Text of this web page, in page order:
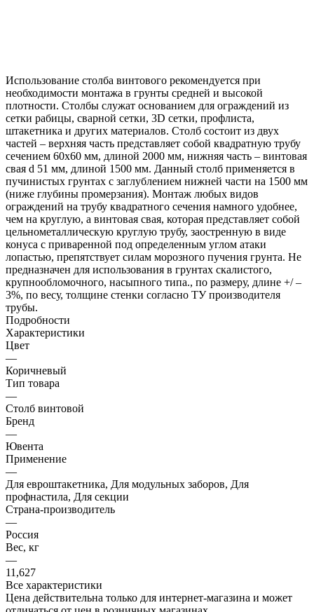
Использование столба винтового рекомендуется при
необходимости монтажа в грунты средней и высокой
плотности. Столбы служат основанием для ограждений из
сетки рабицы, сварной сетки, 3D сетки, профлиста,
штакетника и других материалов. Столб состоит из двух
частей – верхняя часть представляет собой квадратную трубу
сечением 60х60 мм, длиной 2000 мм, нижняя часть – винтовая
свая d 51 мм, длиной 1500 мм. Данный столб применяется в
пучинистых грунтах с заглублением нижней части на 1500 мм
(ниже глубины промерзания). Монтаж любых видов
ограждений на трубу квадратного сечения намного удобнее,
чем на круглую, а винтовая свая, которая представляет собой
цельнометаллическую круглую трубу, заостренную в виде
конуса с приваренной под определенным углом атаки
лопастью, препятствует силам морозного пучения грунта. Не
предназначен для использования в грунтах скалистого,
крупнообломочного, насыпного типа., по размеру, длине +/ –
3%, по весу, толщине стенки согласно ТУ производителя
трубы.
Подробности
Характеристики
Цвет
—
Коричневый
Тип товара
—
Столб винтовой
Бренд
—
Ювента
Применение
—
Для евроштакетника, Для модульных заборов, Для
профнастила, Для секции
Страна-производитель
—
Россия
Вес, кг
—
11,627
Все характеристики
Цена действительна только для интернет-магазина и может